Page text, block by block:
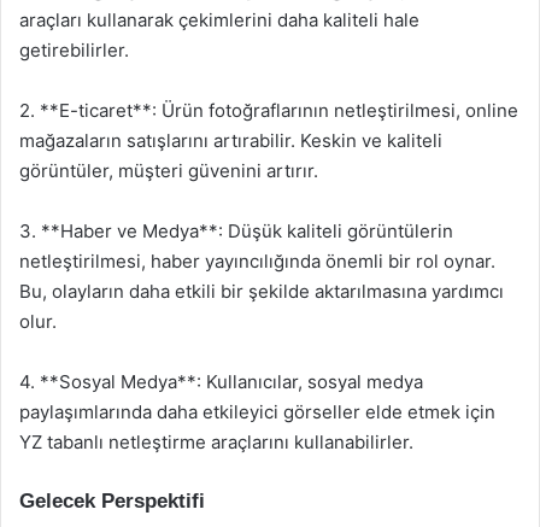
araçları kullanarak çekimlerini daha kaliteli hale
getirebilirler.
2. **E-ticaret**: Ürün fotoğraflarının netleştirilmesi, online
mağazaların satışlarını artırabilir. Keskin ve kaliteli
görüntüler, müşteri güvenini artırır.
3. **Haber ve Medya**: Düşük kaliteli görüntülerin
netleştirilmesi, haber yayıncılığında önemli bir rol oynar.
Bu, olayların daha etkili bir şekilde aktarılmasına yardımcı
olur.
4. **Sosyal Medya**: Kullanıcılar, sosyal medya
paylaşımlarında daha etkileyici görseller elde etmek için
YZ tabanlı netleştirme araçlarını kullanabilirler.
Gelecek Perspektifi